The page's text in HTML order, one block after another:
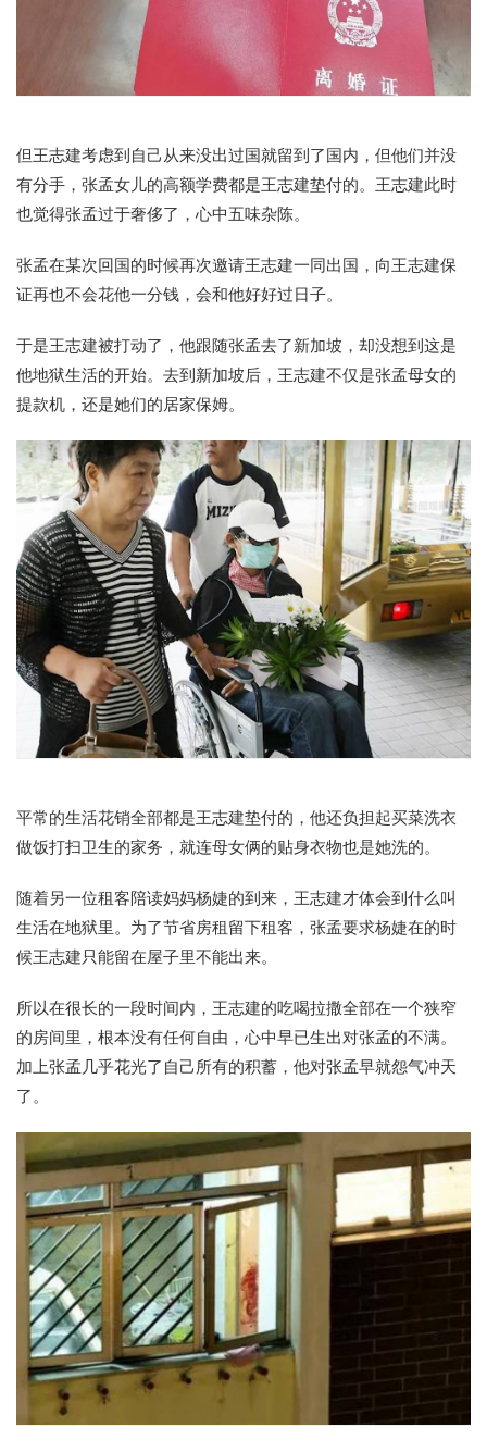
但王志建考虑到自己从来没出过国就留到了国内，但他们并没
有分手，张孟女儿的高额学费都是王志建垫付的。王志建此时
也觉得张孟过于奢侈了，心中五味杂陈。
张孟在某次回国的时候再次邀请王志建一同出国，向王志建保
证再也不会花他一分钱，会和他好好过日子。
于是王志建被打动了，他跟随张孟去了新加坡，却没想到这是
他地狱生活的开始。去到新加坡后，王志建不仅是张孟母女的
提款机，还是她们的居家保姆。
平常的生活花销全部都是王志建垫付的，他还负担起买菜洗衣
做饭打扫卫生的家务，就连母女俩的贴身衣物也是她洗的。
随着另一位租客陪读妈妈杨婕的到来，王志建才体会到什么叫
生活在地狱里。为了节省房租留下租客，张孟要求杨婕在的时
候王志建只能留在屋子里不能出来。
所以在很长的一段时间内，王志建的吃喝拉撒全部在一个狭窄
的房间里，根本没有任何自由，心中早已生出对张孟的不满。
加上张孟几乎花光了自己所有的积蓄，他对张孟早就怨气冲天
了。